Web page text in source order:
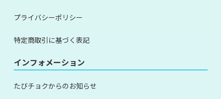
プライバシーポリシー
特定商取引に基づく表記
インフォメーション
たびチョクからのお知らせ